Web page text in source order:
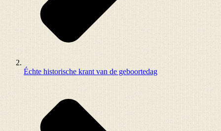
Échte historische krant van de geboortedag